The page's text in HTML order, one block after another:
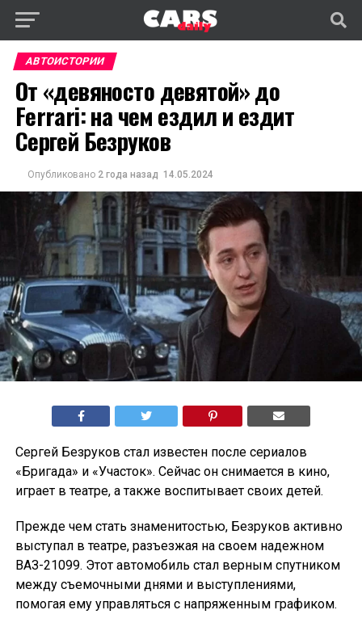
АВТОИСТОРИИ
От «девяносто девятой» до
Ferrari: на чем ездил и ездит
Сергей Безруков
Опубликовано 2 года назад 14.05.2024
Сергей Безруков стал известен после сериалов
«Бригада» и «Участок». Сейчас он снимается в кино,
играет в театре, а также воспитывает своих детей.
Прежде чем стать знаменитостью, Безруков активно
выступал в театре, разъезжая на своем надежном
ВАЗ-21099. Этот автомобиль стал верным спутником
между съемочными днями и выступлениями,
помогая ему управляться с напряженным графиком.